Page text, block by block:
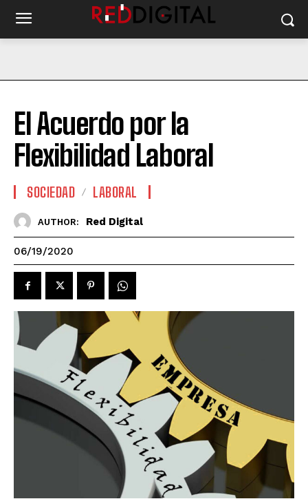
El Acuerdo por la
Flexibilidad Laboral
SOCIEDAD LABORAL
AUTHOR: Red Digital
06/19/2020